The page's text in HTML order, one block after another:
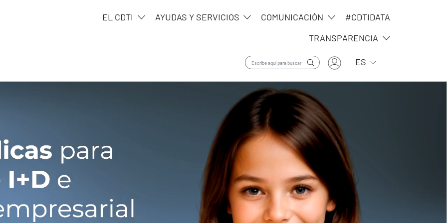
EL CDTI AYUDAS Y SERVICIOS COMUNICACIÓN
#CDTIDATA
TRANSPARENCIA
User account menu
ES Lista adicional de